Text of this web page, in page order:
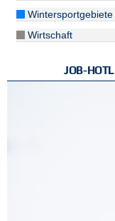
Wintersportgebiete
Wirtschaft
JOB-